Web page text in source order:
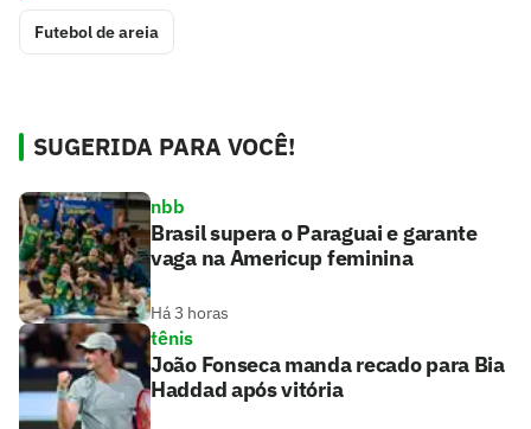
Futebol de areia
SUGERIDA PARA VOCÊ!
nbb
Brasil supera o Paraguai e garante
vaga na Americup feminina
Há 3 horas
tênis
João Fonseca manda recado para Bia
Haddad após vitória